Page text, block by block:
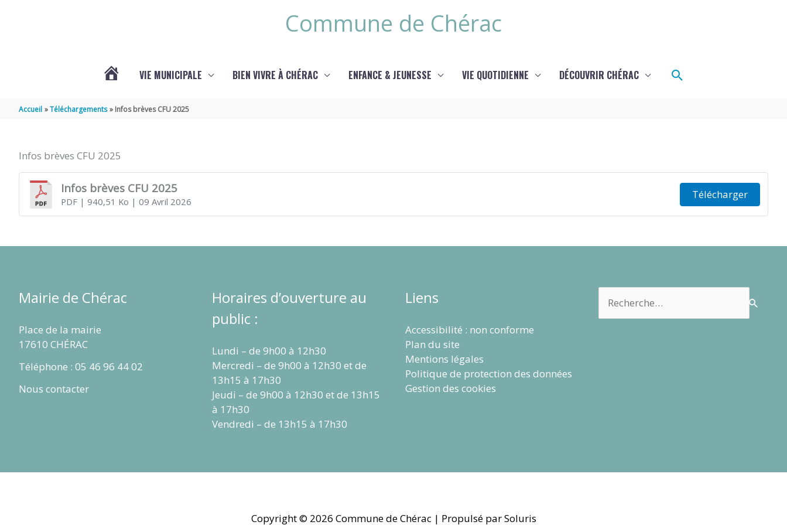
Commune de Chérac
VIE MUNICIPALE BIEN VIVRE À CHÉRAC ENFANCE & JEUNESSE VIE QUOTIDIENNE DÉCOUVRIR CHÉRAC Rechercher
Accueil Téléchargements Infos brèves CFU 2025
Infos brèves CFU 2025
Infos brèves CFU 2025
PDF| 940,51 Ko | 09 Avril 2026
Télécharger
Mairie de Chérac
Place de la mairie
17610 CHÉRAC
Téléphone : 05 46 96 44 02
Nous contacter
Horaires d’ouverture au
public :
Lundi – de 9h00 à 12h30
Mercredi – de 9h00 à 12h30 et de
13h15 à 17h30
Jeudi – de 9h00 à 12h30 et de 13h15
à 17h30
Vendredi – de 13h15 à 17h30
Liens
Accessibilité : non conforme
Plan du site
Mentions légales
Politique de protection des données
Gestion des cookies
Copyright © 2026 Commune de Chérac| Propulsé par Soluris